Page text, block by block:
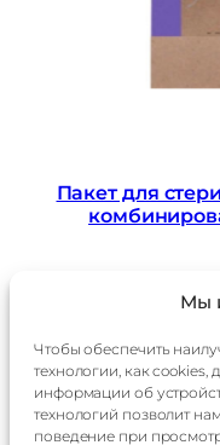
Мы
Чтобы обеспечить
технологии, как cookies,
информации об
технологий позволит
поведение при
Пакет для
Главная
Каталог
О
Оплата